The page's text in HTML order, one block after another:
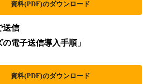
資料(PDF)のダウンロード
送信
の電子送信導入手順」
資料(PDF)のダウンロード